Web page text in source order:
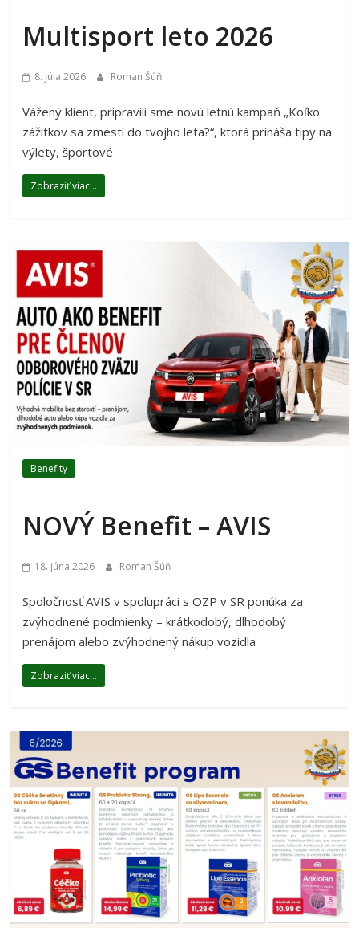
Multisport leto 2026
8. júla 2026 Roman Šúň
Vážený klient, pripravili sme novú letnú kampaň „Koľko
zážitkov sa zmestí do tvojho leta?“, ktorá prináša tipy na
výlety, športové
Zobraziť viac...
Benefity
NOVÝ Benefit – AVIS
18. júna 2026 Roman Šúň
Spoločnosť AVIS v spolupráci s OZP v SR ponúka za
zvýhodnené podmienky – krátkodobý, dlhodobý
prenájom alebo zvýhodnený nákup vozidla
Zobraziť viac...